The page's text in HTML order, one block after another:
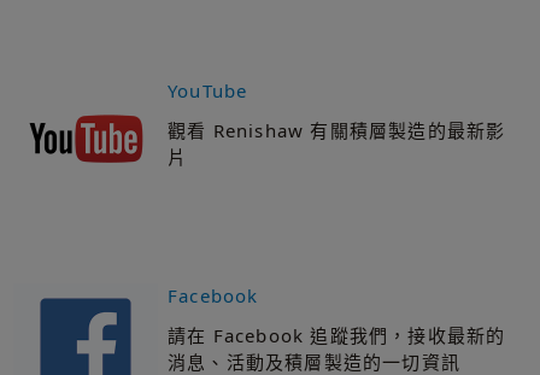
YouTube
觀看 Renishaw 有關積層製造的最新影
片
Facebook
請在 Facebook 追蹤我們，接收最新的
消息、活動及積層製造的一切資訊